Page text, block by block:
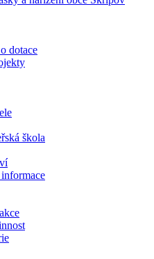
dotace
škola